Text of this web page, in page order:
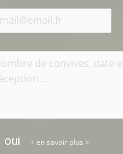
oui en savoir plus >